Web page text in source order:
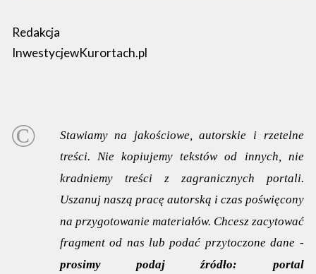
Redakcja
InwestycjewKurortach.pl
Stawiamy na jakościowe, autorskie i rzetelne
treści. Nie kopiujemy tekstów od innych, nie
kradniemy treści z zagranicznych portali.
Uszanuj naszą pracę autorską i czas poświęcony
na przygotowanie materiałów. Chcesz zacytować
fragment od nas lub podać przytoczone dane -
prosimy podaj źródło:
portal